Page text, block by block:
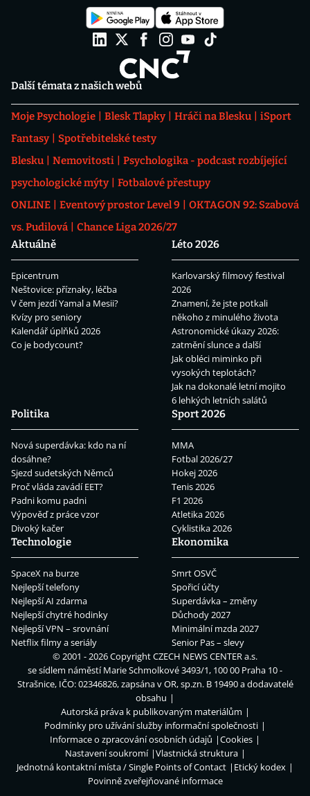
Další témata z našich webů
Moje Psychologie Blesk Tlapky Hráči na Blesku
iSport
Fantasy
Spotřebitelské testy
Blesku
Nemovitosti
Psychologika - podcast rozbíjející
psychologické mýty
Fotbalové přestupy
ONLINE
Eventový prostor Level 9
OKTAGON 92: Szabová
vs. Pudilová
Chance Liga 2026/27
Aktuálně
Epicentrum
Neštovice: příznaky, léčba
V čem jezdí Yamal a Mesii?
Kvízy pro seniory
Kalendář úplňků 2026
Co je bodycount?
Léto 2026
Karlovarský filmový festival
2026
Znamení, že jste potkali
někoho z minulého života
Astronomické úkazy 2026:
zatmění slunce a další
Jak obléci miminko při
vysokých teplotách?
Jak na dokonalé letní mojito
6 lehkých letních salátů
Politika
Nová superdávka: kdo na ní
dosáhne?
Sjezd sudetských Němců
Proč vláda zavádí EET?
Padni komu padni
Výpověď z práce vzor
Divoký kačer
Sport 2026
MMA
Fotbal 2026/27
Hokej 2026
Tenis 2026
F1 2026
Atletika 2026
Cyklistika 2026
Technologie
SpaceX na burze
Nejlepší telefony
Nejlepší AI zdarma
Nejlepší chytré hodinky
Nejlepší VPN – srovnání
Netflix filmy a seriály
Ekonomika
Smrt OSVČ
Spořicí účty
Superdávka – změny
Důchody 2027
Minimální mzda 2027
Senior Pas – slevy
© 2001 - 2026 CopyrightCZECH NEWS CENTER a.s.
se sídlem náměstí Marie Schmolkové 3493/1, 100 00 Praha 10 -
Strašnice, IČO: 02346826, zapsána v OR, sp.zn. B 19490 a dodavatelé
obsahu
Autorská práva k publikovaným materiálům
Podmínky pro užívání služby informační společnosti
Informace o zpracování osobních údajů
Cookies
Nastavení soukromí
Vlastnická struktura
Jednotná kontaktní místa / Single Points of Contact
Etický kodex
Povinně zveřejňované informace